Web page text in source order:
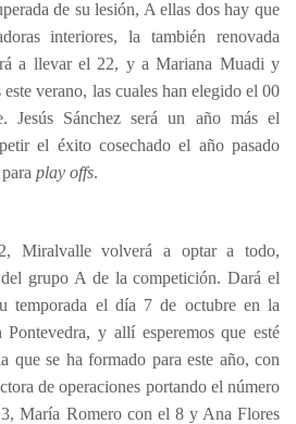
de su lesión, A ellas dos hay que
interiores, la también renovada
a llevar el 22, y a Mariana Muadi y
verano, las cuales han elegido el 00
Jesús Sánchez será un año más el
el éxito cosechado el año pasado
play offs.
Miralvalle volverá a optar a todo,
grupo A de la competición. Dará el
temporada el día 7 de octubre en la
y allí esperemos que esté
que se ha formado para este año, con
de operaciones portando el número
María Romero con el 8 y Ana Flores